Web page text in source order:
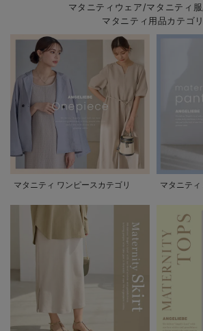
マタニティウェア/マタニティ
マタニティ用品カテゴリ
マタニティ ワンピースカテゴリ マタニティ